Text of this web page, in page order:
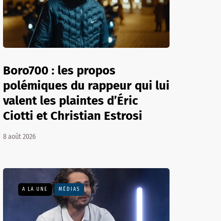
Boro700 : les propos
polémiques du rappeur qui lui
valent les plaintes d’Éric
Ciotti et Christian Estrosi
8 août 2026
A LA UNE MÉDIAS